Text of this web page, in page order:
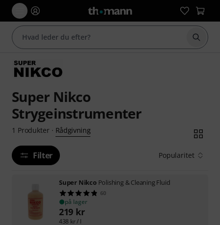
Start
Super Nikco
Strygeinstrumenter
1 Produkter· Rådgivning
Filter Popularitet
Super Nikco Polishing & Cleaning Fluid
60
på lager
219 kr
438 kr/ l